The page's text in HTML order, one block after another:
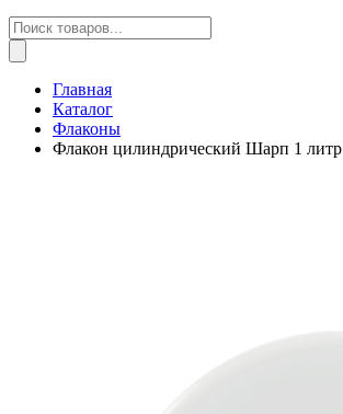
Поиск
товаров
Главная
Каталог
Флаконы
Флакон цилиндрический Шарп 1 литр